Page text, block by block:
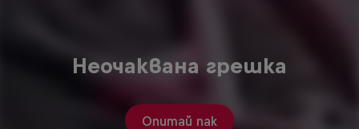
Неочаквана грешка
Опитай пак